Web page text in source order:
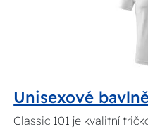
Unisexové
Classic 101 je kvalitní